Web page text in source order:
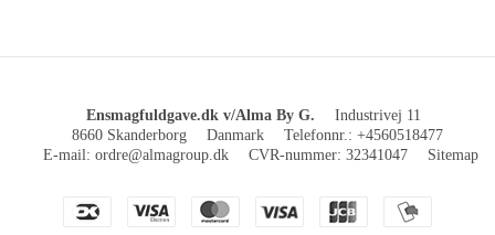
Ensmagfuldgave.dk v/Alma By G.
Industrivej 11
8660 Skanderborg
Danmark Telefonnr.: +4560518477
E-mail: ordre@almagroup.dk CVR-nummer: 32341047 Sitemap